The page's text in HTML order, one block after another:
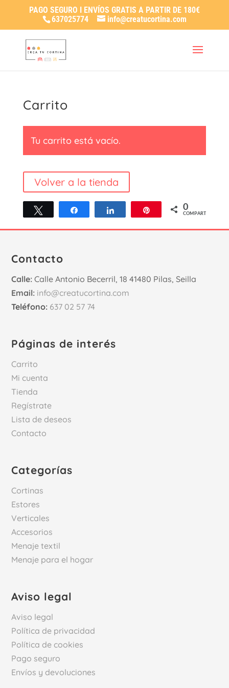
PAGO SEGURO I ENVÍOS GRATIS A PARTIR DE 180€
637025774
info@creatucortina.com
Carrito
Tu carrito está vacío.
Volver a la tienda
Twittear Compartir Compartir 0
COMPARTIR
Contacto
Calle: Calle Antonio Becerril, 18 41480 Pilas, Seilla
Email: info@creatucortina.com
Teléfono: 637 02 57 74
Páginas de interés
Carrito
Mi cuenta
Tienda
Regístrate
Lista de deseos
Contacto
Categorías
Cortinas
Estores
Verticales
Accesorios
Menaje textil
Menaje para el hogar
Aviso legal
Aviso legal
Política de privacidad
Política de cookies
Pago seguro
Envíos y devoluciones